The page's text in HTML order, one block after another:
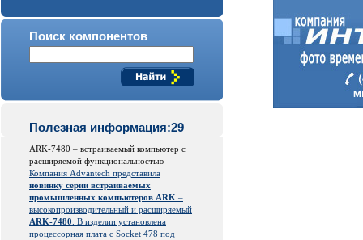
Поиск компонентов
Полезная информация:29
ARK-7480 – встраиваемый компьютер с
расширяемой функциональностью
Компания Advantech представила
новинку серии встраиваемых
промышленных компьютеров ARK –
высокопроизводительный и расширяемый
ARK-7480 . В изделии установлена
процессорная плата с Socket 478 под